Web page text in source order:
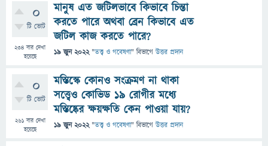
0
টি ভোট
234 বার দেখা
হয়েছে
মানুষ এত জটিলভাবে কিভাবে চিন্তা
করতে পারে অথবা ব্রেন কিভাবে এত
জটিল কাজ করতে পারে?
19 জুন 2022 "তত্ত্ব ও গবেষণা" বিভাগে উত্তর প্রদান
0
টি ভোট
261বার দেখা
হয়েছে
মস্তিস্কে কোনও সংক্রমণ না থাকা
সত্ত্বেও কোভিড 19 রোগীর মধ্যে
মস্তিষ্কের ক্ষয়ক্ষতি কেন পাওয়া যায়?
19 জুন 2022 "তত্ত্ব ও গবেষণা" বিভাগে উত্তর প্রদান